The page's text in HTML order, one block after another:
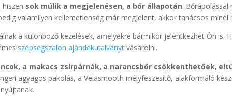
hiszen sok múlik a megjelenésen, a bőr állapotán. Bőrápolással
valamilyen kellemetlenség már megjelent, akkor tanácsos minél
a különböző kezelések, amelyekre bármikor jelentkezhet Ön is.
szépségszalon ajándékutalványt vásárolni.
a makacs zsírpárnák, a narancsbőr csökkenthetőek,
agyagos pakolás, a Velasmooth mélyfeszesítő, alakformáló